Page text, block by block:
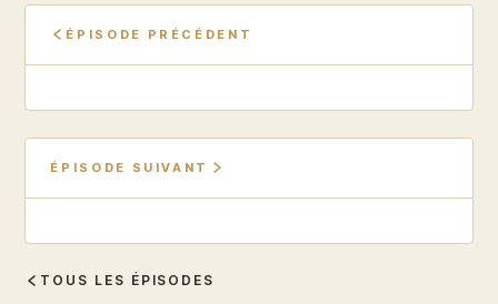
ÉPISODE PRÉCÉDENT
ÉPISODE SUIVANT
TOUS LES ÉPISODES